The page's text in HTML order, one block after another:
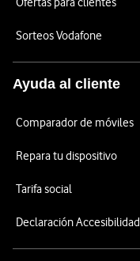
Sorteos Vodafone
Ayuda al cliente
Comparador de móviles
Repara tu dispositivo
Tarifa social
Declaración Accesibilidad